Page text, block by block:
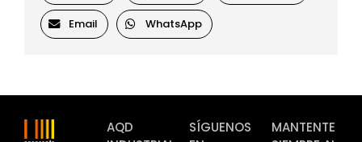
Email WhatsApp
AQD
SÍGUENOS
MANTENTE